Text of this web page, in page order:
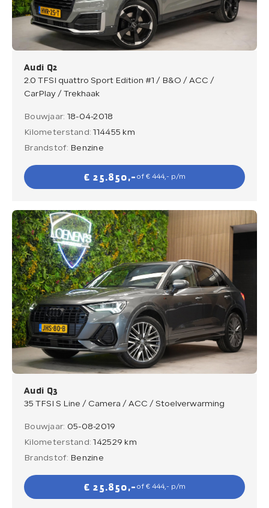
Verkocht
Contact
Direct contact
Direct contact
info@loenensautobedrijf.nl
+31 6 23892532
Adres
De Groendijck 43
3466 NJ Waarder
Audi Q2
2.0 TFSI quattro Sport Edition #1 / B&O / ACC /
CarPlay / Trekhaak
Bouwjaar: 18-04-2018
Kilometerstand:114455 km
Brandstof: Benzine
€ 25.850,- of € 444,- p/m
Audi Q3
35 TFSI S Line / Camera / ACC / Stoelverwarming
Bouwjaar: 05-08-2019
Kilometerstand:142529 km
Brandstof: Benzine
€ 25.850,- of € 444,- p/m